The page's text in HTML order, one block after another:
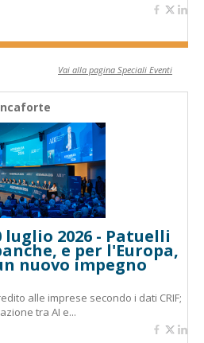
Vai alla pagina Speciali Eventi
2026 - Patuelli
e per l'Europa,
nuovo impegno
alle imprese secondo i dati CRIF;
tra AI e...